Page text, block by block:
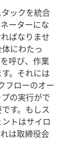
ックを統合
ーターにな
ばなりませ
にわたっ
呼び、作業
。それには
フローのオー
の実行がで
す。もしス
トはサイロ
は取締役会